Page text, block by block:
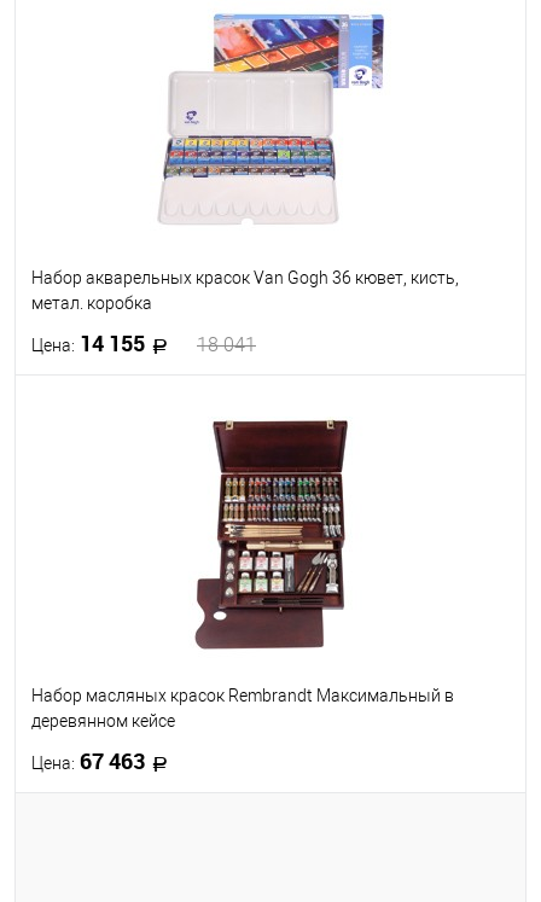
Под заказ
Набор акварельных красок Van Gogh 36 кювет, кисть,
метал. коробка
Цена: 14 155 18 041
Под заказ
Набор масляных красок Rembrandt Максимальный в
деревянном кейсе
Цена: 67 463